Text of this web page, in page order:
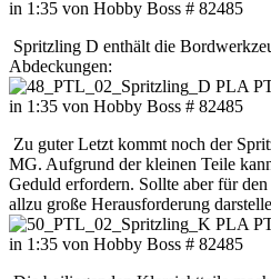
Spritzling D enthält die
Abdeckungen:
Zu guter Letzt kommt noch der
MG. Aufgrund der kleinen Teile
Geduld erfordern. Sollte aber für
allzu große Herausforderung